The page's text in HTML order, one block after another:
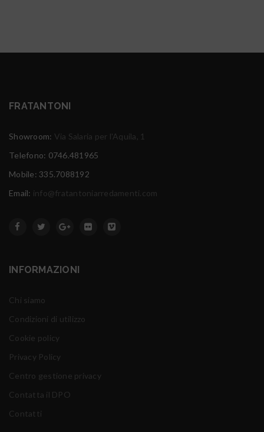
FRATANTONI
Showroom: Via Salaria per l'Aquila, 1
Telefono: 0746.481965
Mobile: 335.7088192
Email: info@fratantoniarredamenti.com
INFORMAZIONI
Chi siamo
Condizioni di utilizzo
Cookie policy
Privacy Policy
Centro gestione privacy
Contatta il DPO
Contatti